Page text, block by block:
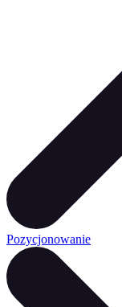
Pozycjonowanie